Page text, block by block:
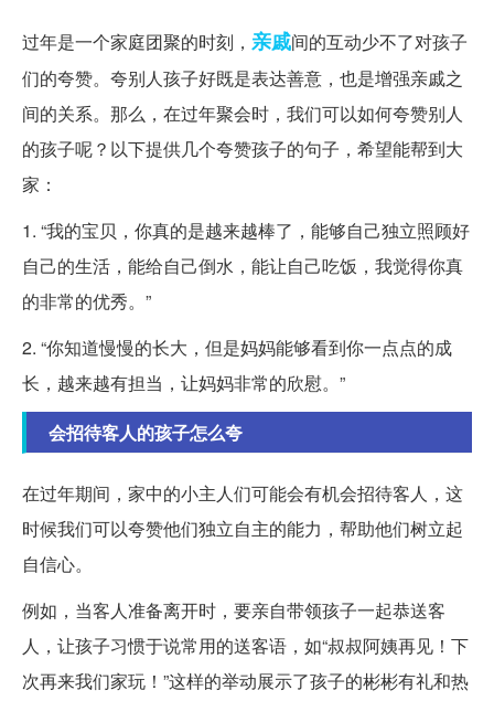
过年是一个家庭团聚的时刻， 亲戚间的互动少不了对孩子
们的夸赞。夸别人孩子好既是表达善意，也是增强亲戚之
间的关系。那么，在过年聚会时，我们可以如何夸赞别人
的孩子呢？以下提供几个夸赞孩子的句子，希望能帮到大
家：
1. “我的宝贝，你真的是越来越棒了，能够自己独立照顾好
自己的生活，能给自己倒水，能让自己吃饭，我觉得你真
的非常的优秀。”
2. “你知道慢慢的长大，但是妈妈能够看到你一点点的成
长，越来越有担当，让妈妈非常的欣慰。”
会招待客人的孩子怎么夸
在过年期间，家中的小主人们可能会有机会招待客人，这
时候我们可以夸赞他们独立自主的能力，帮助他们树立起
自信心。
例如，当客人准备离开时，要亲自带领孩子一起恭送客
人，让孩子习惯于说常用的送客语，如“叔叔阿姨再见！下
次再来我们家玩！”这样的举动展示了孩子的彬彬有礼和热